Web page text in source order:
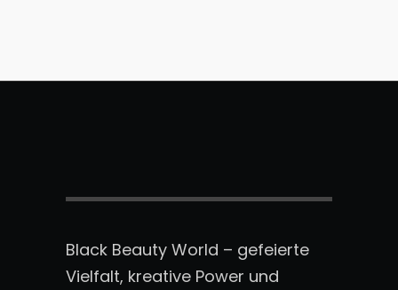
Black Beauty World – gefeierte
Vielfalt, kreative Power und